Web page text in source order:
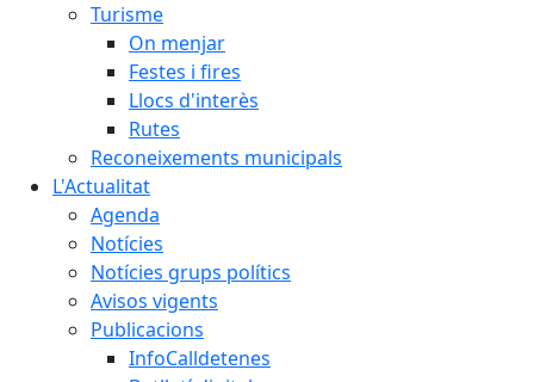
Turisme
On menjar
Festes i fires
Llocs d'interès
Rutes
Reconeixements municipals
L'Actualitat
Agenda
Notícies
Notícies grups polítics
Avisos vigents
Publicacions
InfoCalldetenes